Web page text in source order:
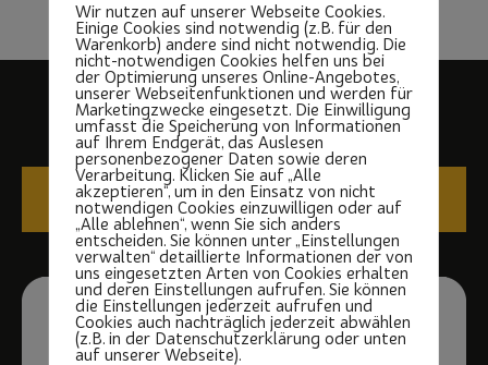
Otfried Preußler Schule
IMPRESSUM DATENSCHUTZ
Wir nutzen auf unserer Webseite Cookies.
Einige Cookies sind notwendig (z.B. für den
Warenkorb) andere sind nicht notwendig. Die
nicht-notwendigen Cookies helfen uns bei
der Optimierung unseres Online-Angebotes,
unserer Webseitenfunktionen und werden für
Marketingzwecke eingesetzt. Die Einwilligung
umfasst die Speicherung von Informationen
auf Ihrem Endgerät, das Auslesen
personenbezogener Daten sowie deren
Verarbeitung. Klicken Sie auf „Alle
akzeptieren“, um in den Einsatz von nicht
notwendigen Cookies einzuwilligen oder auf
„Alle ablehnen“, wenn Sie sich anders
entscheiden. Sie können unter „Einstellungen
verwalten“ detaillierte Informationen der von
uns eingesetzten Arten von Cookies erhalten
und deren Einstellungen aufrufen. Sie können
die Einstellungen jederzeit aufrufen und
Cookies auch nachträglich jederzeit abwählen
(z.B. in der Datenschutzerklärung oder unten
auf unserer Webseite).